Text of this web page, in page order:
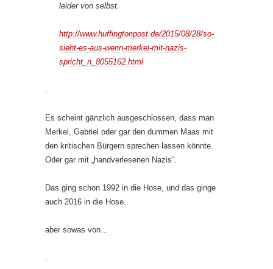
leider von selbst.
http://www.huffingtonpost.de/2015/08/28/so-
sieht-es-aus-wenn-merkel-mit-nazis-
spricht_n_8055162.html
Es scheint gänzlich ausgeschlossen, dass man
Merkel, Gabriel oder gar den dummen Maas mit
den kritischen Bürgern sprechen lassen könnte.
Oder gar mit „handverlesenen Nazis“.
Das ging schon 1992 in die Hose, und das ginge
auch 2016 in die Hose.
aber sowas von…